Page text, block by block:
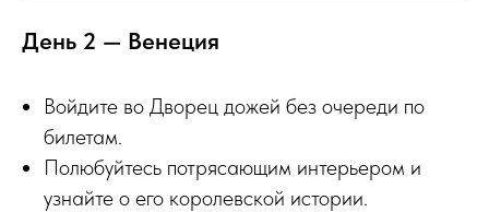
День 2 — Венеция
Войдите во Дворец дожей без очереди по
билетам.
Полюбуйтесь потрясающим интерьером и
узнайте о его королевской истории.